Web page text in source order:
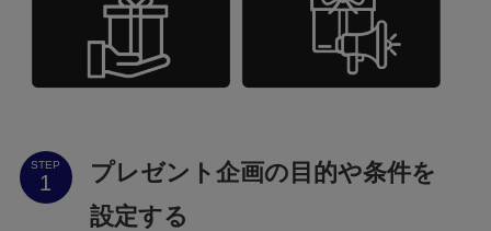
STEP
プレゼント企画の目的や条件を
設定する